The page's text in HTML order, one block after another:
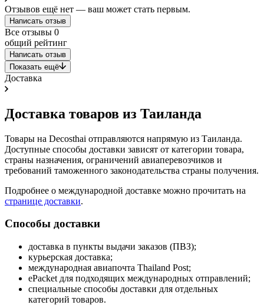
Отзывов ещё нет — ваш может стать первым.
Написать отзыв
Все отзывы 0
общий рейтинг
Написать отзыв
Показать ещё
Доставка
Доставка товаров из Таиланда
Товары на Decosthai отправляются напрямую из Таиланда.
Доступные способы доставки зависят от категории товара,
страны назначения, ограничений авиаперевозчиков и
требований таможенного законодательства страны получения.
Подробнее о международной доставке можно прочитать на
странице доставки.
Способы доставки
доставка в пункты выдачи заказов (ПВЗ);
курьерская доставка;
международная авиапочта Thailand Post;
ePacket для подходящих международных отправлений;
специальные способы доставки для отдельных
категорий товаров.